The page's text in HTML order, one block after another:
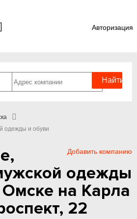
Авторизация
одежды и обуви
Добавить компанию
одежды
на Карла
22